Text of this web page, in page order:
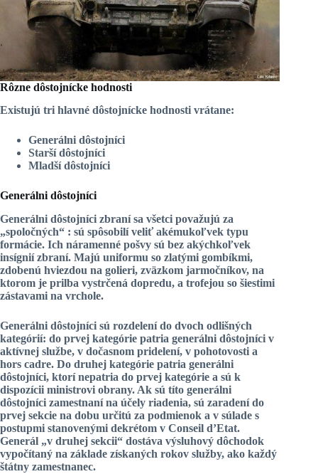
Rôzne dôstojnícke hodnosti
Existujú tri hlavné dôstojnícke hodnosti vrátane:
Generálni dôstojníci
Starší dôstojníci
Mladší dôstojníci
Generálni dôstojníci
Generálni dôstojníci zbraní sa všetci považujú za
„spoločných“ : sú spôsobilí veliť akémukoľvek typu
formácie. Ich náramenné pošvy sú bez akýchkoľvek
insígnií zbraní. Majú uniformu so zlatými gombíkmi,
zdobenú hviezdou na golieri, zväzkom jarmočníkov, na
ktorom je prilba vystrčená dopredu, a trofejou so šiestimi
zástavami na vrchole.
Generálni dôstojníci sú rozdelení do dvoch odlišných
kategórií: do prvej kategórie patria generálni dôstojníci v
aktívnej službe, v dočasnom pridelení, v pohotovosti a
hors cadre. Do druhej kategórie patria generálni
dôstojníci, ktorí nepatria do prvej kategórie a sú k
dispozícii ministrovi obrany. Ak sú títo generálni
dôstojníci zamestnaní na účely riadenia, sú zaradení do
prvej sekcie na dobu určitú za podmienok a v súlade s
postupmi stanovenými dekrétom v Conseil d’Etat.
Generál „v druhej sekcii“ dostáva výsluhový dôchodok
vypočítaný na základe získaných rokov služby, ako každý
štátny zamestnanec.